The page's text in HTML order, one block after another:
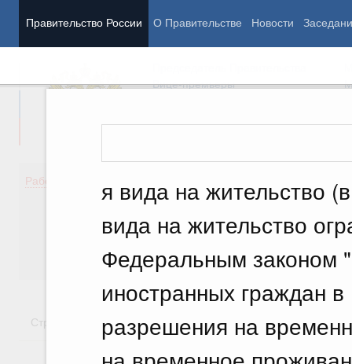
Правительство России О Правительстве Новости
я вида на жительство
вида на жительство
Федеральным законом
иностранных граждан
разрешения на
Вице-премьеры
Работа Правительства
Здоровье
Культура
Государство
Стратегии Государственные программы